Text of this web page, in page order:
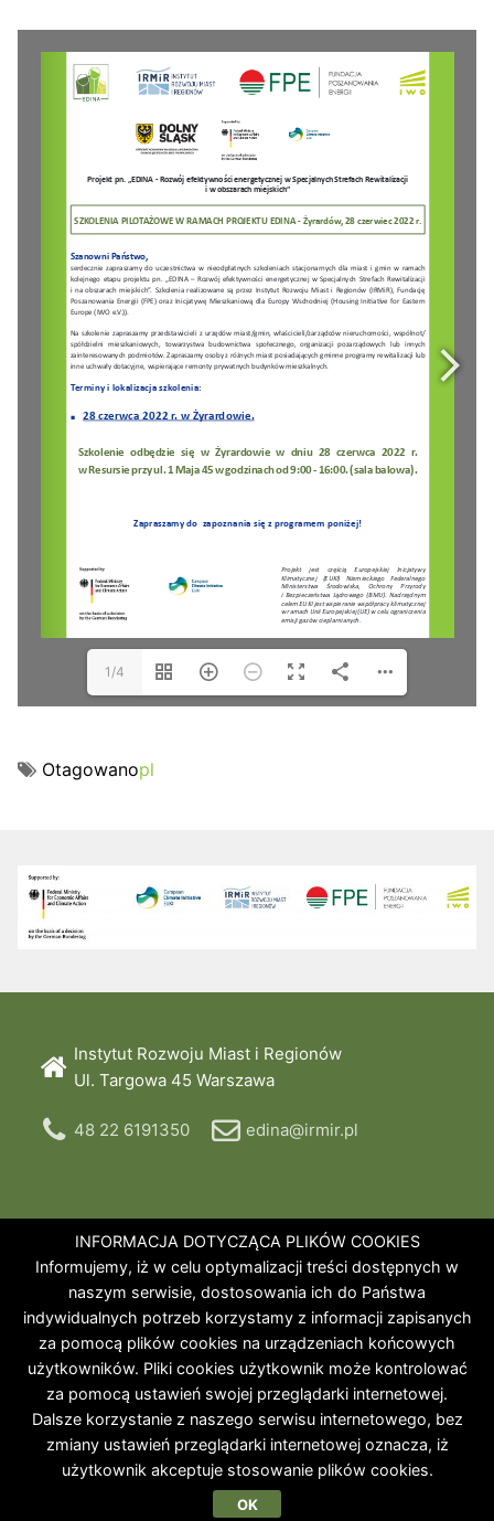
1/4
Otagowanopl
Instytut Rozwoju Miast i Regionów
Ul. Targowa 45 Warszawa
48 22 6191350 edina@irmir.pl
PROJEKT O NAS EUKI
INFORMACJA DOTYCZĄCA PLIKÓW COOKIES
Informujemy, iż w celu optymalizacji treści dostępnych w
naszym serwisie, dostosowania ich do Państwa
indywidualnych potrzeb korzystamy z informacji zapisanych
za pomocą plików cookies na urządzeniach końcowych
użytkowników. Pliki cookies użytkownik może kontrolować
za pomocą ustawień swojej przeglądarki internetowej.
Dalsze korzystanie z naszego serwisu internetowego, bez
zmiany ustawień przeglądarki internetowej oznacza, iż
użytkownik akceptuje stosowanie plików cookies.
OK